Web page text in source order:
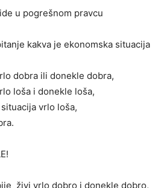
u pogrešnom pravcu
kakva je ekonomska situacija
dobra ili donekle dobra,
loša i donekle loša,
vrlo loša,
živi vrlo dobro i donekle dobro,